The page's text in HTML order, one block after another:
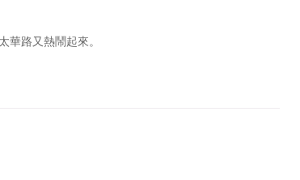
路又熱鬧起來。
蔬菜等攤位，加上流動小吃車，形成一片&ldquo